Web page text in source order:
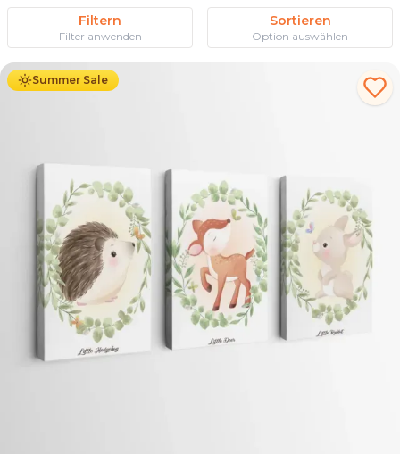
Filtern
Filter anwenden
Sortieren
Option auswählen
Summer Sale
44.90 € 25.90 €